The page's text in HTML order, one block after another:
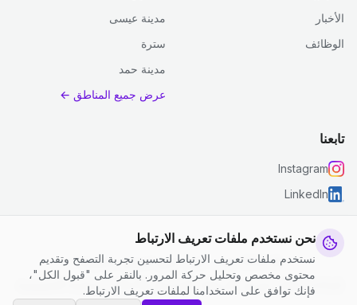
نحن نستخدم ملفات تعريف الارتباط
نستخدم ملفات تعريف الارتباط لتحسين تجربة التصفح وتقديم
محتوى مخصص وتحليل حركة المرور. بالنقر على "قبول الكل"،
فإنك توافق على استخدامنا لملفات تعريف الارتباط.
الأخبار
الوظائف
مدينة عيسى
سترة
مدينة حمد
عرض جميع المناطق ←
تابعنا
Instagram
LinkedIn
© 2026 جست كلين. جميع الحقوق محفوظة.
سياسة الخصوصية
الشروط والأحكام | إعدادات ملفات تعريف الارتباط